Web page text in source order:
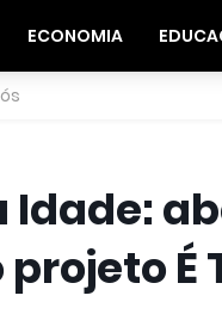
ECONOMIA
Idade:
É